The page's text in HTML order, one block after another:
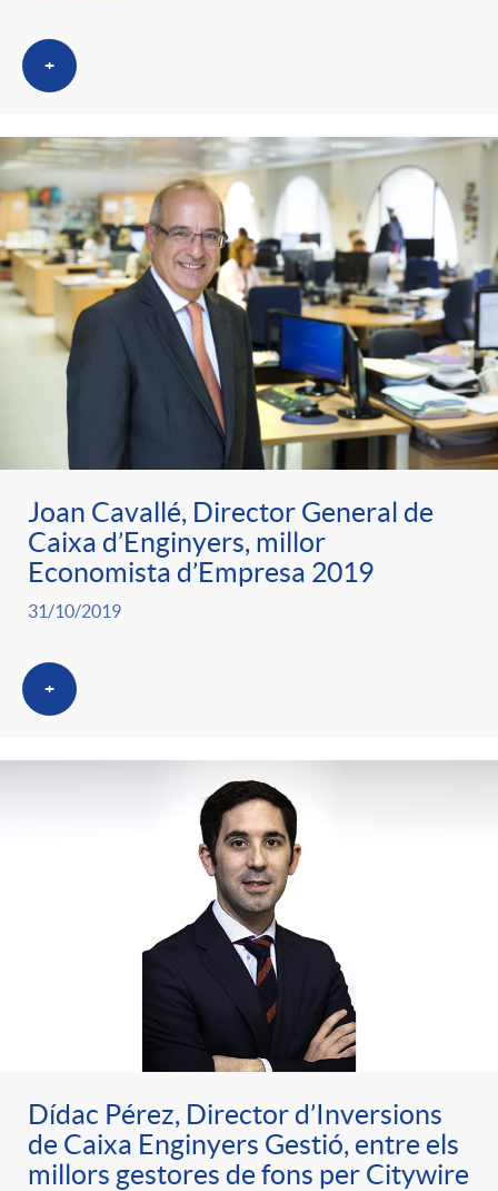
+
Joan Cavallé, Director General de
Caixa d’Enginyers, millor
Economista d’Empresa 2019
31/10/2019
+
Dídac Pérez, Director d’Inversions
de Caixa Enginyers Gestió, entre els
millors gestores de fons per Citywire